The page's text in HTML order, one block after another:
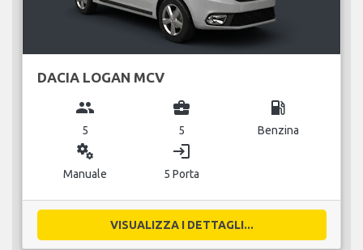
DACIA LOGAN MCV
group
5
business_center
5
local_gas_station
Benzina
miscellaneous_services
Manuale
login
5 Porta
VISUALIZZA I DETTAGLI...